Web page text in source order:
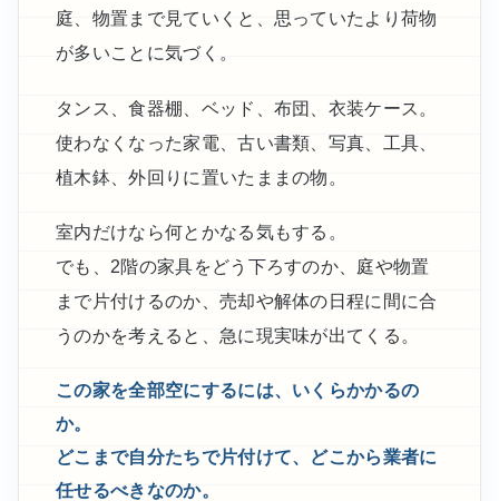
庭、物置まで見ていくと、思っていたより荷物
が多いことに気づく。
タンス、食器棚、ベッド、布団、衣装ケース。
使わなくなった家電、古い書類、写真、工具、
植木鉢、外回りに置いたままの物。
室内だけなら何とかなる気もする。
でも、2階の家具をどう下ろすのか、庭や物置
まで片付けるのか、売却や解体の日程に間に合
うのかを考えると、急に現実味が出てくる。
この家を全部空にするには、いくらかかるの
か。
どこまで自分たちで片付けて、どこから業者に
任せるべきなのか。